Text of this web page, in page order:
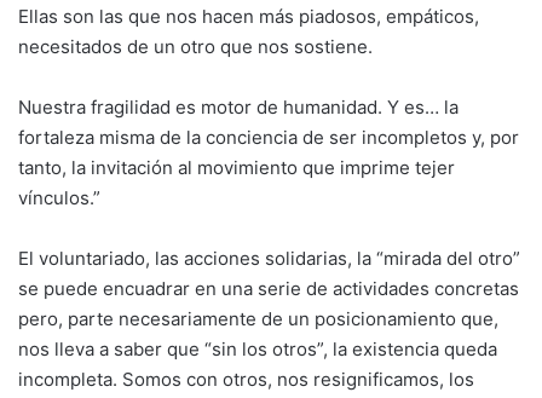
Ellas son las que nos hacen más piadosos, empáticos,
necesitados de un otro que nos sostiene.
Nuestra fragilidad es motor de humanidad. Y es… la
fortaleza misma de la conciencia de ser incompletos y, por
tanto, la invitación al movimiento que imprime tejer
vínculos.”
El voluntariado, las acciones solidarias, la “mirada del otro”
se puede encuadrar en una serie de actividades concretas
pero, parte necesariamente de un posicionamiento que,
nos lleva a saber que “sin los otros”, la existencia queda
incompleta. Somos con otros, nos resignificamos, los